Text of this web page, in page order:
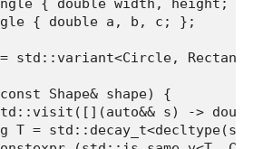
{ double a, b, c; };
= std::variant<Circle,
Shape& shape) {
s) ->
T = std::decay_t<decltype(s)>;